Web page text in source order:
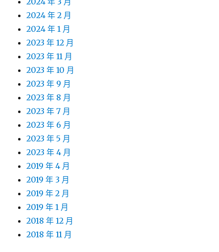
2024 年 2 月
2024 年 1 月
2023 年 12 月
2023 年 11 月
2023 年 10 月
2023 年 9 月
2023 年 8 月
2023 年 7 月
2023 年 6 月
2023 年 5 月
2023 年 4 月
2019 年 4 月
2019 年 3 月
2019 年 2 月
2019 年 1 月
2018 年 12 月
2018 年 11 月